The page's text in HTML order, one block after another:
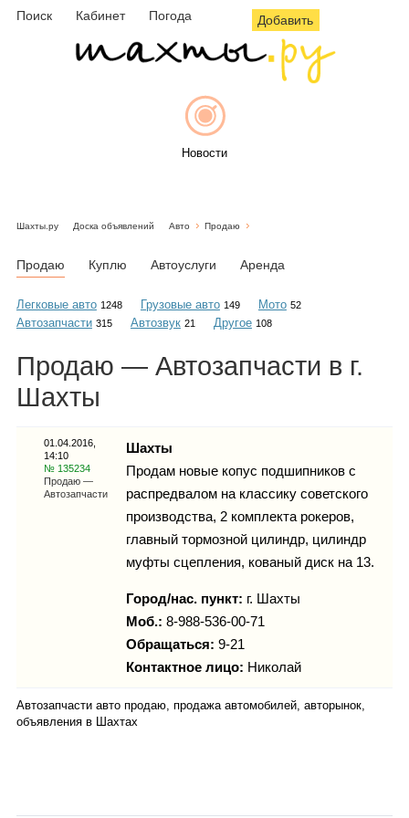
Поиск Кабинет Погода Добавить
Новости
Объявления
Инфо
Карты
Шахты.ру Доска объявлений Авто Продаю
Продаю Куплю Автоуслуги Аренда
Легковые авто 1248 Грузовые авто 149 Мото 52
Автозапчасти 315 Автозвук 21 Другое 108
Продаю — Автозапчасти в г.
Шахты
01.04.2016,
14:10
№ 135234
Продаю —
Автозапчасти
Шахты
Продам новые копус подшипников с
распредвалом на классику советского
производства, 2 комплекта рокеров,
главный тормозной цилиндр, цилиндр
муфты сцепления, кованый диск на 13.
Город/нас. пункт: г. Шахты
Моб.: 8-988-536-00-71
Обращаться: 9-21
Контактное лицо: Николай
Автозапчасти авто продаю, продажа автомобилей, авторынок,
объявления в Шахтах